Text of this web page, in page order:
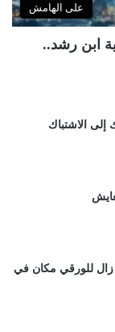
على الهامش
ابن رشد..
إلى الاشتباك
زال للورقي مكان في